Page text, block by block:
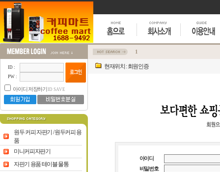
1
ID :
PW :
아이디 저장하기 ID SAVE
원두 커피 자판기 / 원두커피 용
품
미니커피자판기
자판기 용품 테이블 물통
현재위치 : 회원인증
아이디
비밀번호